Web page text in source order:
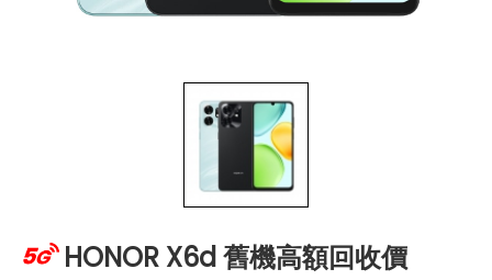
HONOR X6d 舊機高額回收價